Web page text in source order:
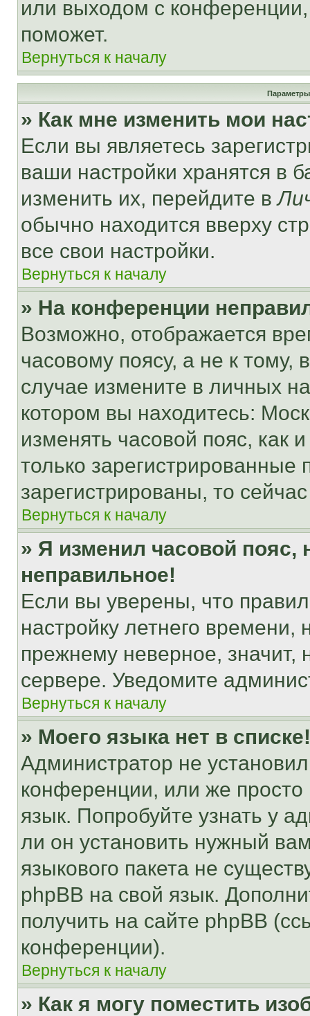
или выходом с
поможет.
Вернуться к началу
Параметры
» Как мне изменить мои
Если вы являетесь
ваши настройки хранятся в
изменить их, перейдите в
обычно находится вверху
все свои настройки.
Вернуться к началу
» На конференции
Возможно, отображается
часовому поясу, а не к тому,
случае измените в личных
котором вы находитесь:
изменять часовой пояс, как
только
зарегистрированы, то
Вернуться к началу
» Я изменил часовой пояс,
неправильное!
Если вы уверены, что
настройку летнего
прежнему неверное, значит,
сервере. Уведомите
Вернуться к началу
» Моего языка нет в списке!
Администратор не
конференции, или же
язык. Попробуйте узнать у
ли он установить нужный
языкового пакета не
phpBB на свой язык.
получить на сайте phpBB
конференции).
Вернуться к началу
» Как я могу поместить